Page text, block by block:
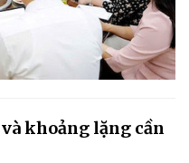
khoảng lặng cần